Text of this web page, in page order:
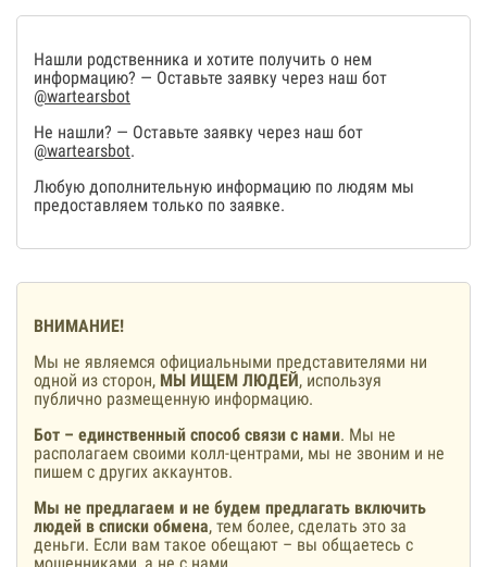
Нашли родственника и хотите получить о нем
информацию? — Оставьте заявку через наш бот
@wartearsbot
Не нашли? — Оставьте заявку через наш бот
@wartearsbot.
Любую дополнительную информацию по людям мы
предоставляем только по заявке.
ВНИМАНИЕ!
Мы не являемся официальными представителями ни
одной из сторон, МЫ ИЩЕМ ЛЮДЕЙ, используя
публично размещенную информацию.
Бот – единственный способ связи с нами. Мы не
располагаем своими колл-центрами, мы не звоним и не
пишем с других аккаунтов.
Мы не предлагаем и не будем предлагать включить
людей в списки обмена, тем более, сделать это за
деньги. Если вам такое обещают – вы общаетесь с